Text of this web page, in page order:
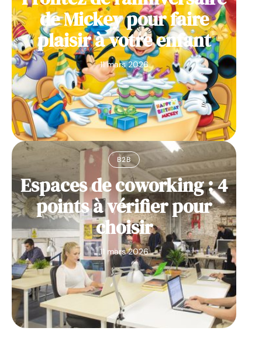
de Mickey pour faire
plaisir à votre enfant
11 mars 2026
B2B
Espaces de coworking : 4
points à vérifier pour
choisir
11 mars 2026